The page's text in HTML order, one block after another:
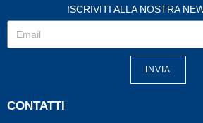
ISCRIVITI ALLA NOSTRA
INVIA
CONTATTI